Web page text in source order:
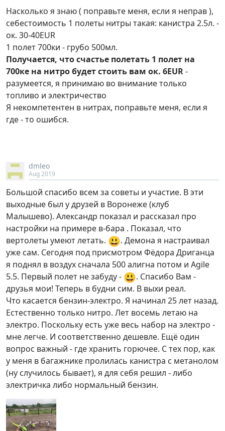
Насколько я знаю ( поправьте меня, если я неправ ),
себестоимость 1 полеты нитры такая: канистра 2.5л. -
ок. 30-40EUR
1 полет 700ки - грубо 500мл.
Получается, что счастье полетать 1 полет на
700ке на нитро будет стоить вам ок. 6EUR-
разумеется, я принимаю во внимание только
топливо и электричество
Я некомпетентен в нитрах, поправьте меня, если я
где - то ошибся.
dmleo
Aug 2019
Большой спасибо всем за советы и участие. В эти
выходные был у друзей в Воронеже (клуб
Малышево). Александр показал и рассказал про
настройки на примере в-бара . Показал, что
вертолеты умеют летать. 😃. Демона я настраивал
уже сам. Сегодня под присмотром Фёдора Дриганца
я поднял в воздух сначала 500 алигна потом и Agile
5.5. Первый полет не забуду - 😃. Спасибо Вам -
друзья мои! Теперь в будни сим. В выхи реал.
Что касается бензин-электро. Я начинал 25 лет назад.
Естественно только нитро. Лет восемь летаю на
электро. Поскольку есть уже весь набор на электро -
мне легче. И соответственно дешевле. Ещё один
вопрос важный - где хранить горючее. С тех пор, как
у меня в багажнике пролилась канистра с метанолом
(ну случилось бывает), я для себя решил - либо
электричка либо нормальный бензин.